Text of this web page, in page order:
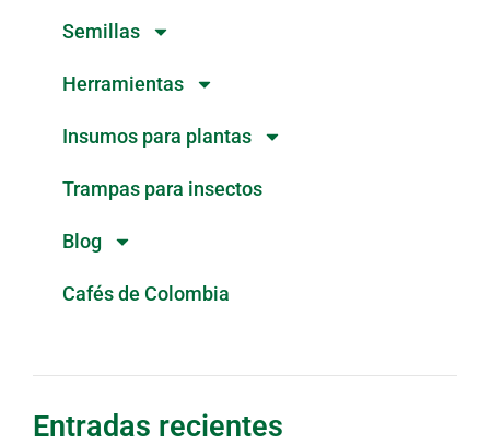
Semillas
Herramientas
Insumos para plantas
Trampas para insectos
Blog
Cafés de Colombia
Entradas recientes